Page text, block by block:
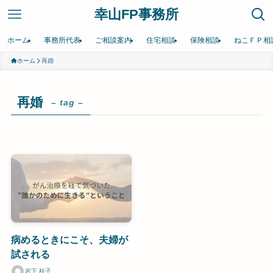
幸山FP事務所
ホーム 事務所代表 ご相談案内 住宅相談 保険相談 ねこＦＰ相
ホーム 再婚
再婚 – tag –
病めるときにこそ、夫婦が
試される
岩下 桂子